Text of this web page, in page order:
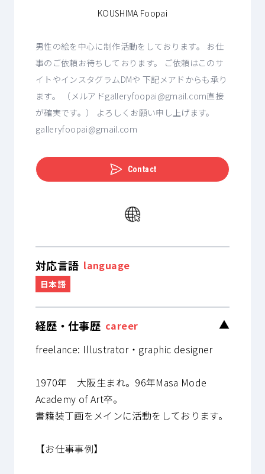
KOUSHIMA Foopai
男性の絵を中心に制作活動をしております。 お仕
事のご依頼お待ちしております。 ご依頼はこのサ
イトやインスタグラムDMや 下記メアドからも承り
ます。 （メルアドgalleryfoopai@gmail.com直接
が確実です。） よろしくお願い申し上げます。
galleryfoopai@gmail.com
Contact
対応言語 language
日本語
経歴・仕事歴 career ▼
freelance: Illustrator・graphic designer
1970年 大阪生まれ。96年Masa Mode
Academy of Art卒。
書籍装丁画をメインに活動をしております。
【お仕事事例】